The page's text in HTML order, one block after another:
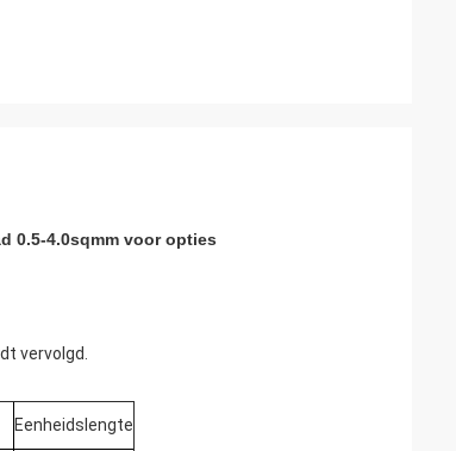
0.5-4.0sqmm voor opties
vervolgd.
Eenheidslengte